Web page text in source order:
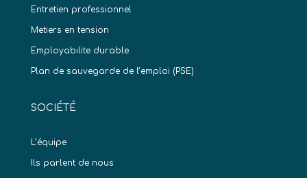
Entretien professionnel
Metiers en tension
Employabilite durable
Plan de sauvegarde de l’emploi (PSE)
SOCIÉTÉ
L’équipe
Ils parlent de nous